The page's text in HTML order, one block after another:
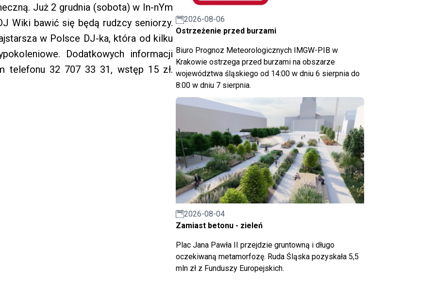
Już 2 grudnia (sobota) w In-nYm
Wiki bawić się będą rudzcy seniorzy.
w Polsce DJ-ka, która od kilku
Dodatkowych informacji
telefonu 32 707 33 31, wstęp 15 zł.
2026-08-06
Ostrzeżenie przed burzami
Biuro Prognoz Meteorologicznych IMGW-PIB w
Krakowie ostrzega przed burzami na obszarze
województwa śląskiego od 14:00 w dniu 6 sierpnia do
8:00 w dniu 7 sierpnia.
2026-08-04
Zamiast betonu - zieleń
Plac Jana Pawła II przejdzie gruntowną i długo
oczekiwaną metamorfozę. Ruda Śląska pozyskała 5,5
mln zł z Funduszy Europejskich.